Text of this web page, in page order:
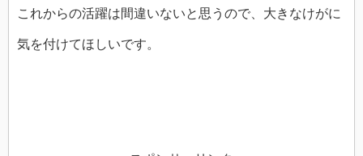
これからの活躍は間違いないと思うので、大きなけがに
気を付けてほしいです。